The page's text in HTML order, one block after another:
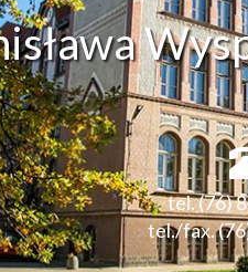
tel. (76)
tel./fax.